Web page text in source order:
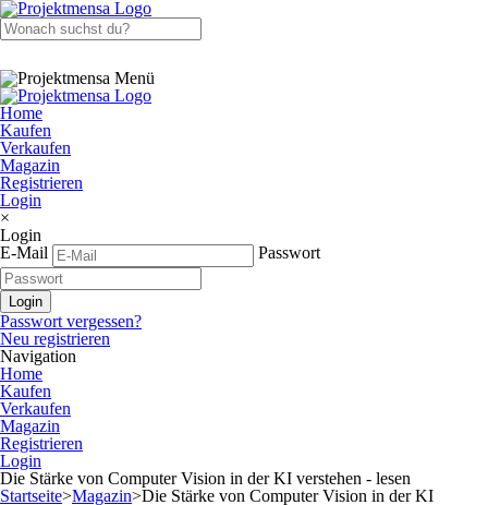
Home
Kaufen
Verkaufen
Magazin
Registrieren
Login
×
Login
E-Mail
Passwort
Passwort vergessen?
Neu registrieren
Navigation
Home
Kaufen
Verkaufen
Magazin
Registrieren
Login
Die Stärke von Computer Vision in der KI verstehen - lesen
Startseite>Magazin>Die Stärke von Computer Vision in der KI